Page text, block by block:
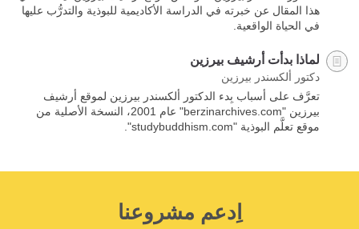
هذا المقال عن خبرته في الدراسة الأكاديمية للبوذية والتدرُّب عليها
في الحياة الواقعية.
لماذا بدأت أرشيف بيرزين
دكتور ألكسندر بيرزين
تعرَّف على أسباب بِدء الدكتور ألكسندر بيرزين لموقع أرشيف
بيرزين "berzinarchives.com" عام 2001، النسخة الأصلية من
موقع تعلَّم البوذية "studybuddhism.com".
اِدعم مشروعنا